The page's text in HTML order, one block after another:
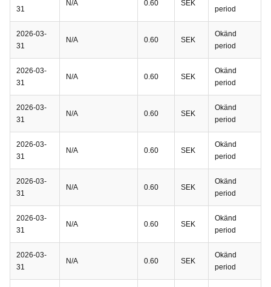
31
N/A 0.60 SEK
period
2026-03-
31
N/A 0.60 SEK
Okänd
period
2026-03-
31
N/A 0.60 SEK
Okänd
period
2026-03-
31
N/A 0.60 SEK
Okänd
period
2026-03-
31
N/A 0.60 SEK
Okänd
period
2026-03-
31
N/A 0.60 SEK
Okänd
period
2026-03-
31
N/A 0.60 SEK
Okänd
period
2026-03-
31
N/A 0.60 SEK
Okänd
period